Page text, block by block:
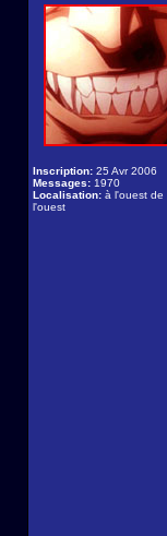
Inscription: 25 Avr 2006
Messages: 1970
Localisation: à l'ouest de
l'ouest